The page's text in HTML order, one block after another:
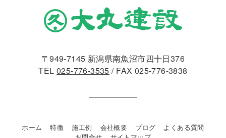
〒949-7145 新潟県南魚沼市四十日376
TEL025-776-3535 / FAX 025-776-3838
ホーム 特徴 施工例 会社概要 ブログ
よくある質問